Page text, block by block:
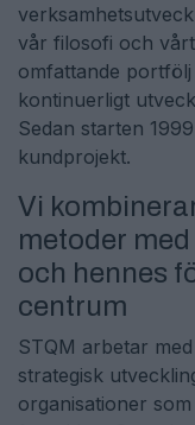
vår filosofi och
omfattande
kontinuerligt
Sedan starten
kundprojekt.
Vi
metoder
och hennes
centrum
STQM arbetar
strategisk
organisationer